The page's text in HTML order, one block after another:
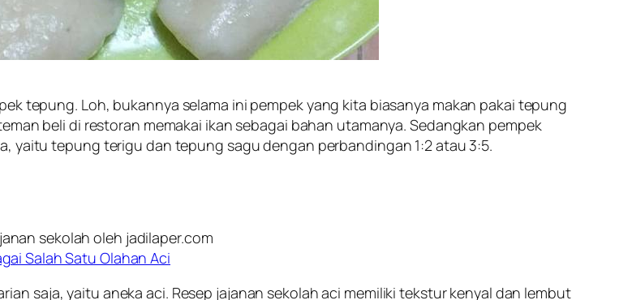
tepung. Loh, bukannya selama ini pempek yang kita biasanya makan pakai tepung
beli di restoran memakai ikan sebagai bahan utamanya. Sedangkan pempek
yaitu tepung terigu dan tepung sagu dengan perbandingan 1:2 atau 3:5.
Salah Satu Olahan Aci
saja, yaitu aneka aci. Resep jajanan sekolah aci memiliki tekstur kenyal dan lembut